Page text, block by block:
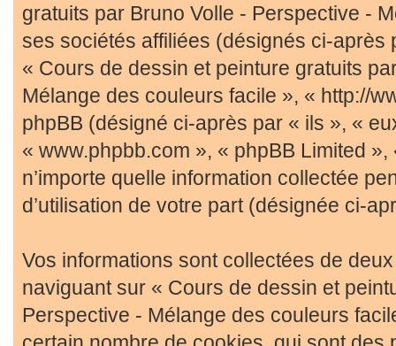
gratuits par Bruno Volle - Perspective -
ses sociétés affiliées (désignés ci-après
« Cours de dessin et peinture gratuits
Mélange des couleurs facile », « http://
phpBB (désigné ci-après par « ils », «
« www.phpbb.com », « phpBB Limited
n’importe quelle information collectée
d’utilisation de votre part (désignée ci-
Vos informations sont collectées de
naviguant sur « Cours de dessin et
Perspective - Mélange des couleurs